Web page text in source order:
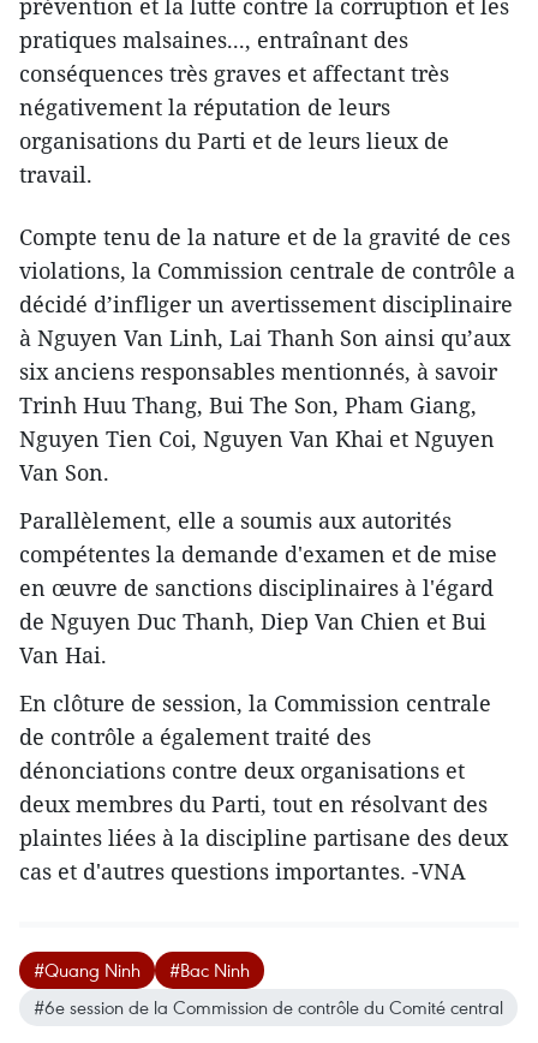
prévention et la lutte contre la corruption et les
pratiques malsaines..., entraînant des
conséquences très graves et affectant très
négativement la réputation de leurs
organisations du Parti et de leurs lieux de
travail.
Compte tenu de la nature et de la gravité de ces
violations, la Commission centrale de contrôle a
décidé d’infliger un avertissement disciplinaire
à Nguyen Van Linh, Lai Thanh Son ainsi qu’aux
six anciens responsables mentionnés, à savoir
Trinh Huu Thang, Bui The Son, Pham Giang,
Nguyen Tien Coi, Nguyen Van Khai et Nguyen
Van Son.
Parallèlement, elle a soumis aux autorités
compétentes la demande d'examen et de mise
en œuvre de sanctions disciplinaires à l'égard
de Nguyen Duc Thanh, Diep Van Chien et Bui
Van Hai.
En clôture de session, la Commission centrale
de contrôle a également traité des
dénonciations contre deux organisations et
deux membres du Parti, tout en résolvant des
plaintes liées à la discipline partisane des deux
cas et d'autres questions importantes. -VNA
#Quang Ninh
#Bac Ninh
#6e session de la Commission de contrôle du Comité central